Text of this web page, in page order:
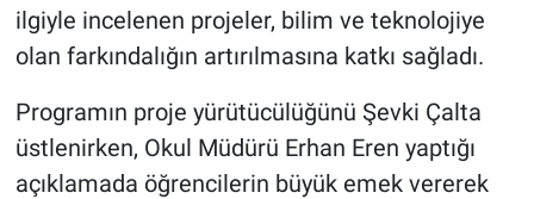
ilgiyle incelenen projeler, bilim ve teknolojiye
olan farkındalığın artırılmasına katkı sağladı.
Programın proje yürütücülüğünü Şevki Çalta
üstlenirken, Okul Müdürü Erhan Eren yaptığı
açıklamada öğrencilerin büyük emek vererek